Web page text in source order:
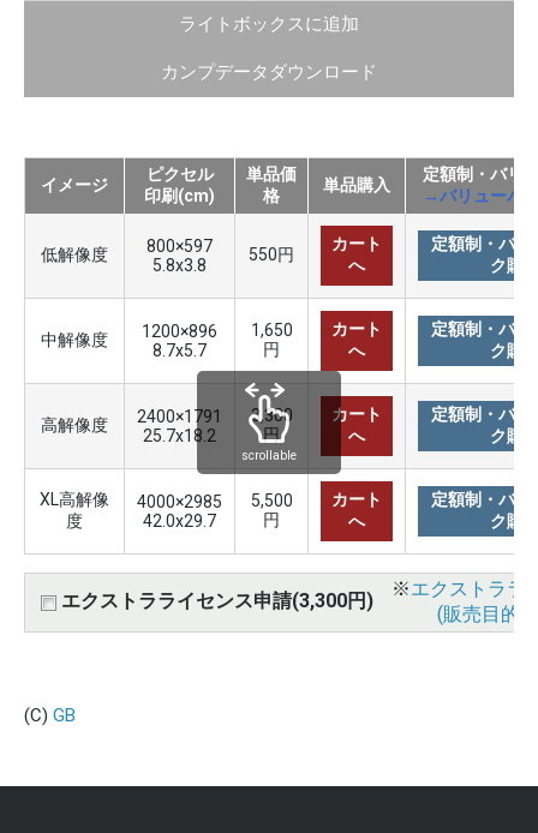
ライトボックスに追加
カンプデータダウンロード
イメージ
ピクセル
印刷(cm)
単品価
格
単品購入
定額制・バリ
→バリューパ
低解像度
800×597
5.8x3.8
550円
カート
へ
定額制・バリ
ク購
中解像度
1200×896
8.7x5.7
1,650
円
カート
へ
定額制・バリ
ク購
高解像度
2400×1791
25.7x18.2
3,300
円
カート
へ
定額制・バリ
ク購
XL高解像
度
4000×2985
42.0x29.7
5,500
円
カート
へ
定額制・バリ
ク購
エクストラライセンス申請(3,300円)
※エクストララ
(販売目的
scrollable
(C) GB